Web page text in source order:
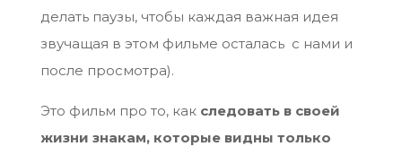
делать паузы, чтобы каждая важная идея
звучащая в этом фильме осталась с нами и
после просмотра).
Это фильм про то, как следовать в своей
жизни знакам, которые видны только